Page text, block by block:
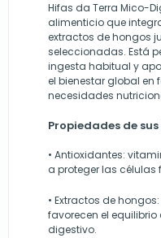
Hifas da Terra Mico-
alimenticio que
extractos de hongos
seleccionadas. Está
ingesta habitual y
el bienestar global en
necesidades
Propiedades de
• Antioxidantes:
a proteger las células
• Extractos de
favorecen el
digestivo.